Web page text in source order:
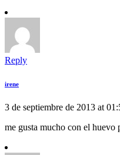
Reply
irene
3 de septiembre de 2013 at
me gusta mucho con el huevo